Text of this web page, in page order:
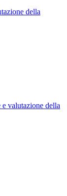
della
valutazione della